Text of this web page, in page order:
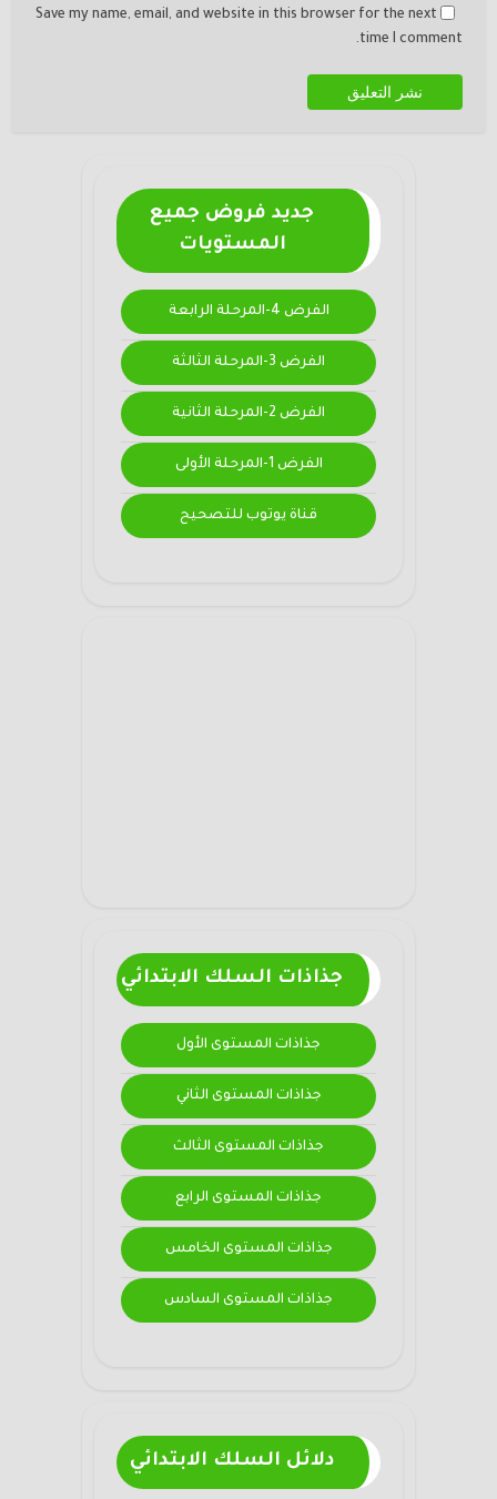
Save my name, email, and website in this browser for the next
time I comment.
جديد فروض جميع
المستويات
الفرض 4-المرحلة الرابعة
الفرض 3-المرحلة الثالثة
الفرض 2-المرحلة الثانية
الفرض 1-المرحلة الأولى
قناة يوتوب للتصحيح
جذاذات السلك الابتدائي
جذاذات المستوى الأول
جذاذات المستوى الثاني
جذاذات المستوى الثالث
جذاذات المستوى الرابع
جذاذات المستوى الخامس
جذاذات المستوى السادس
دلائل السلك الابتدائي